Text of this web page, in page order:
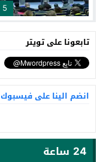
5
تابعونا على تويتر
انضم الينا على فيسبوك
24 ساعة